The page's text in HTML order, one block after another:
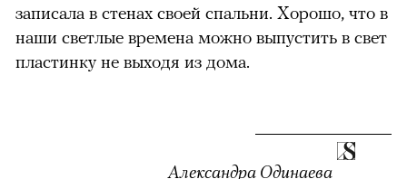
записала в стенах своей спальни. Хорошо, что в
наши светлые времена можно выпустить в свет
пластинку не выходя из дома.
Александра Одинаева